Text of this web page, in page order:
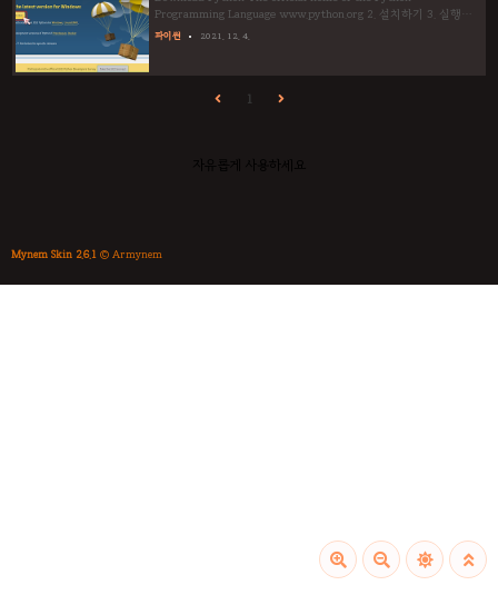
Programming Language www.python.org 2. 설치하기 3. 실행하
기 4. 수행해보기 print("Hello World")
파이썬 2021. 12. 4.
1
자유롭게 사용하세요
Mynem Skin 2.6.1 © Armynem